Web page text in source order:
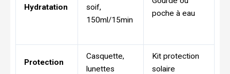
Hydratation
soif,
150ml/15min
poche à eau
Protection
Casquette,
lunettes
Kit protection
solaire